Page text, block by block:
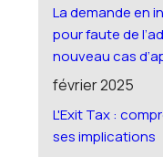
La demande en
pour faute de
nouveau cas
février 2025
L'Exit Tax :
ses implications